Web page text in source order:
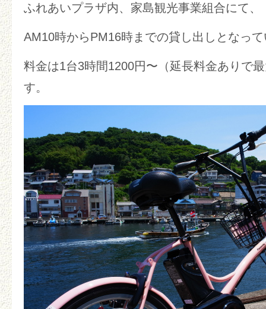
ふれあいプラザ内、家島観光事業組合にて、
AM10時からPM16時までの貸し出しとなっ
料金は1台3時間1200円〜（延長料金ありで
す。